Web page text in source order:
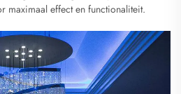
maximaal effect en functionaliteit.